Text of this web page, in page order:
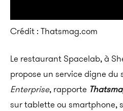
Crédit : Thatsmag.com
Le restaurant Spacelab, à
propose un service digne du
Enterprise, rapporte
sur tablette ou smartphone,